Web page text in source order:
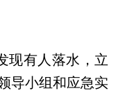
有人落水，立
导小组和应急实